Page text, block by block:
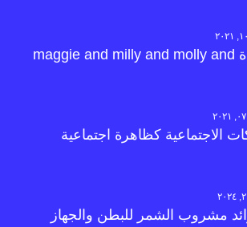
قصيدة maggie and milly and molly and
الاجتماعية كظاهرة اجتماعية
مشروب الشمر للبطن والجهاز